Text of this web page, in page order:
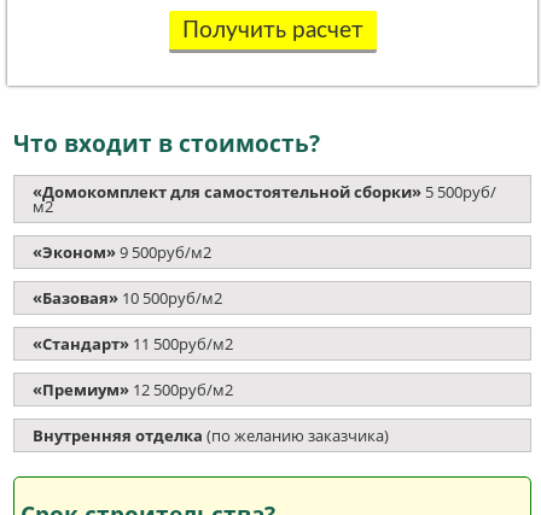
Получить расчет
Что входит в стоимость?
«Домокомплект для самостоятельной сборки» 5 500руб/
м2
«Эконом»9 500руб/м2
«Базовая» 10 500руб/м2
«Стандарт» 11 500руб/м2
«Премиум» 12 500руб/м2
Внутренняя отделка (по желанию заказчика)